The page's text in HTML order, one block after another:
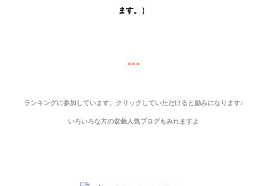
ます。）
***
ランキングに参加しています。クリックしていただけると励みになります♪
いろいろな方の盆栽人気ブログもみれますよ